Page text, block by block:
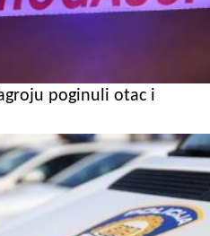
poginuli otac i